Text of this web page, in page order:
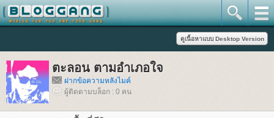
ตะลอน ตามอำเภอใจ
ฝากข้อความหลังไมค์
ผู้ติดตามบล็อก : 0 คน